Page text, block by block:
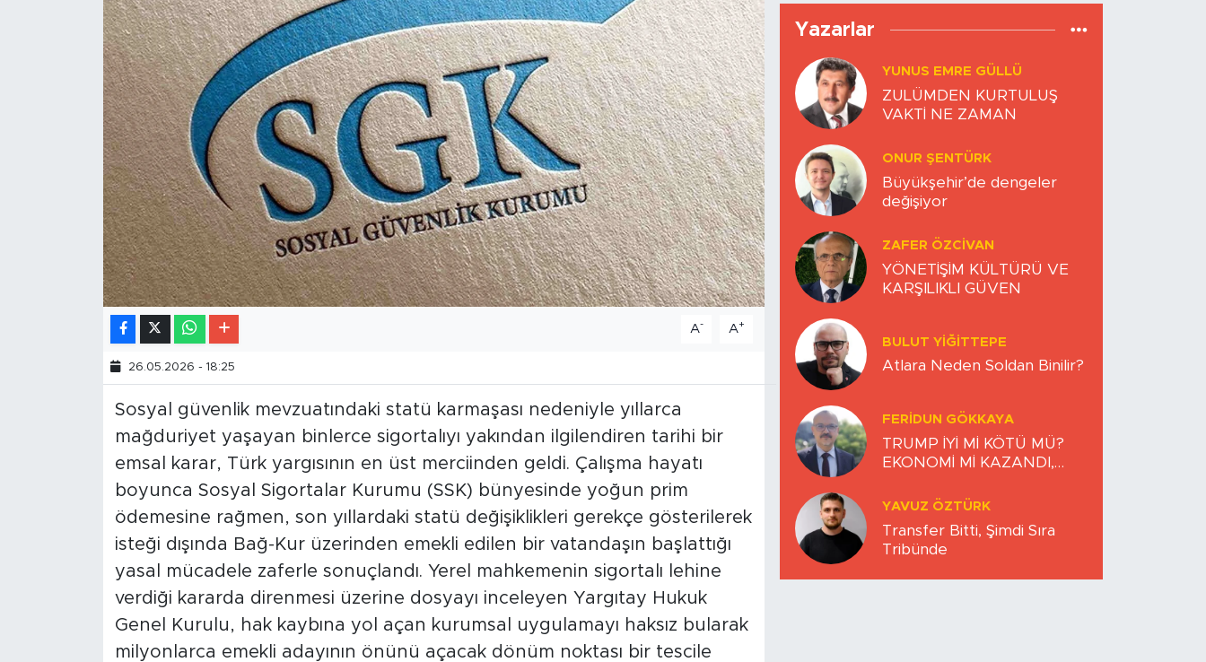
A- A+
26.05.2026 - 18:25
Sosyal güvenlik mevzuatındaki statü karmaşası nedeniyle yıllarca
mağduriyet yaşayan binlerce sigortalıyı yakından ilgilendiren tarihi bir
emsal karar, Türk yargısının en üst merciinden geldi. Çalışma hayatı
boyunca Sosyal Sigortalar Kurumu (SSK) bünyesinde yoğun prim
ödemesine rağmen, son yıllardaki statü değişiklikleri gerekçe gösterilerek
isteği dışında Bağ-Kur üzerinden emekli edilen bir vatandaşın başlattığı
yasal mücadele zaferle sonuçlandı. Yerel mahkemenin sigortalı lehine
verdiği kararda direnmesi üzerine dosyayı inceleyen Yargıtay Hukuk
Genel Kurulu, hak kaybına yol açan kurumsal uygulamayı haksız bularak
milyonlarca emekli adayının önünü açacak dönüm noktası bir tescile
Yazarlar
YUNUS EMRE GÜLLÜ
ZULÜMDEN KURTULUŞ
VAKTİ NE ZAMAN
ONUR ŞENTÜRK
Büyükşehir’de dengeler
değişiyor
ZAFER ÖZCIVAN
YÖNETİŞİM KÜLTÜRÜ VE
KARŞILIKLI GÜVEN
BULUT YİĞİTTEPE
Atlara Neden Soldan Binilir?
FERIDUN GÖKKAYA
TRUMP İYİ Mİ KÖTÜ MÜ?
EKONOMİ Mİ KAZANDI,
YAVUZ ÖZTÜRK
Transfer Bitti, Şimdi Sıra
Tribünde